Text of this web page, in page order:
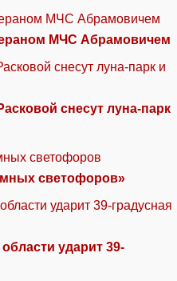
МЧС Абрамовичем
снесут луна-парк
светофоров»
ударит 39-